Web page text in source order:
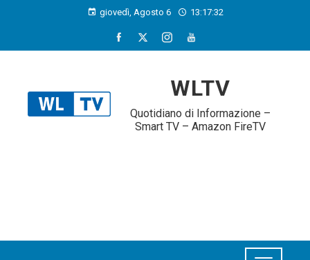
giovedì, Agosto 6 13:17:33
WLTV
Quotidiano di Informazione –
Smart TV – Amazon FireTV